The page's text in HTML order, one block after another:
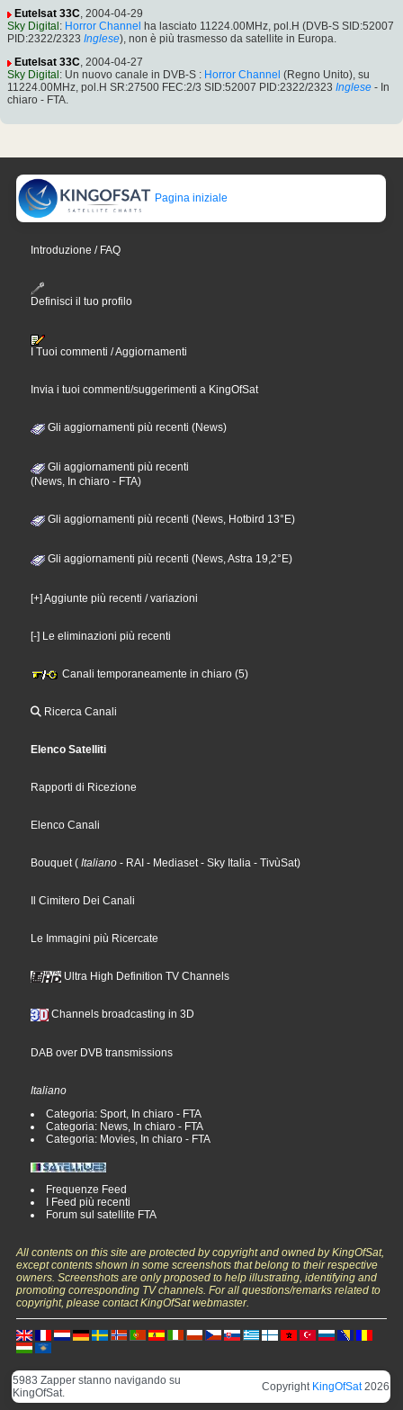
Eutelsat 33C, 2004-04-29
Sky Digital : Horror Channel
ha lasciato 11224.00MHz, pol.H (DVB-S SID:52007
PID:2322/2323 Inglese), non è più trasmesso da satellite in Europa.
Eutelsat 33C, 2004-04-27
Sky Digital : Un nuovo canale in DVB-S : Horror Channel (Regno Unito), su
11224.00MHz, pol.H SR:27500 FEC:2/3 SID:52007 PID:2322/2323 Inglese - In
chiaro - FTA.
Pagina iniziale
Introduzione / FAQ
Definisci il tuo profilo
I Tuoi commenti / Aggiornamenti
Invia i tuoi commenti/suggerimenti a KingOfSat
Gli aggiornamenti più recenti (News)
Gli aggiornamenti più recenti
(News, In chiaro - FTA)
Gli aggiornamenti più recenti (News, Hotbird 13°E)
Gli aggiornamenti più recenti (News, Astra 19,2°E)
[+] Aggiunte più recenti / variazioni
[-] Le eliminazioni più recenti
Canali temporaneamente in chiaro (5)
Ricerca Canali
Elenco Satelliti
Rapporti di Ricezione
Elenco Canali
Bouquet( Italiano - RAI - Mediaset- Sky Italia - TivùSat)
Il Cimitero Dei Canali
Le Immagini più Ricercate
Ultra High Definition TV Channels
Channels broadcasting in 3D
DAB over DVB transmissions
Italiano
Categoria: Sport, In chiaro - FTA
Categoria: News, In chiaro - FTA
Categoria: Movies, In chiaro - FTA
Frequenze Feed
I Feed più recenti
Forum sul satellite FTA
All contents on this site are protected by copyright and owned by KingOfSat,
except contents shown in some screenshots that belong to their respective
owners. Screenshots are only proposed to help illustrating, identifying and
promoting corresponding TV channels. For all questions/remarks related to
copyright, please contact KingOfSat webmaster.
5983 Zapper stanno navigando su
KingOfSat.
Copyright KingOfSat2026